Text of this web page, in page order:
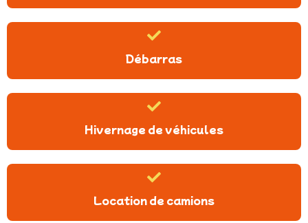
Débarras
Hivernage de véhicules
Location de camions